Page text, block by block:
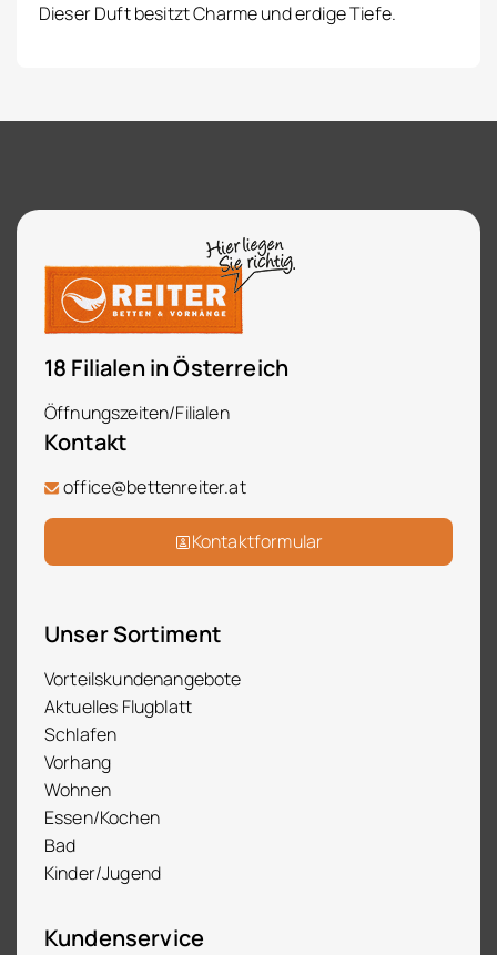
Dieser Duft besitzt Charme und erdige Tiefe.
18 Filialen in Österreich
Öffnungszeiten/Filialen
Kontakt
office@bettenreiter.at
Kontaktformular
Unser Sortiment
Vorteilskundenangebote
Aktuelles Flugblatt
Schlafen
Vorhang
Wohnen
Essen/Kochen
Bad
Kinder/Jugend
Kundenservice